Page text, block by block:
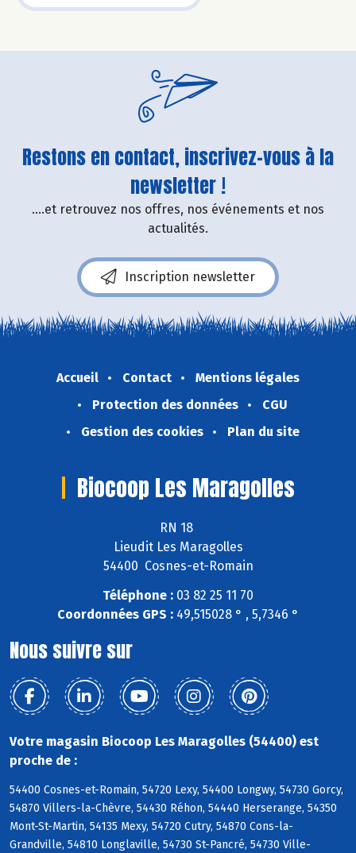
Restons en contact, inscrivez-vous à la
newsletter !
....et retrouvez nos offres, nos événements et nos
actualités.
Inscription newsletter
Accueil Contact
Mentions légales
Protection des données
CGU
Gestion des cookies
Plan du site
Biocoop Les Maragolles
RN 18
Lieudit Les Maragolles
54400 Cosnes-et-Romain
Téléphone : 03 82 25 11 70
Coordonnées GPS : 49,515028 ° , 5,7346 °
Nous suivre sur
Votre magasin Biocoop Les Maragolles (54400) est
proche de :
54400 Cosnes-et-Romain, 54720 Lexy, 54400 Longwy, 54730 Gorcy,
54870 Villers-la-Chèvre, 54430 Réhon, 54440 Herserange, 54350
Mont-St-Martin, 54135 Mexy, 54720 Cutry, 54870 Cons-la-
Grandville, 54810 Longlaville, 54730 St-Pancré, 54730 Ville-